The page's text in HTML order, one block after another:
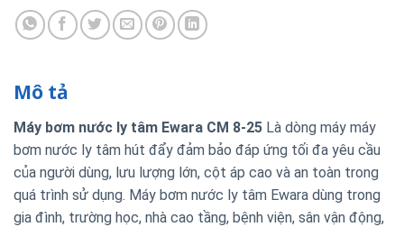
Mô tả
Máy bơm nước ly tâm Ewara CM 8-25 Là dòng máy máy
bơm nước ly tâm hút đẩy đảm bảo đáp ứng tối đa yêu cầu
của người dùng, lưu lượng lớn, cột áp cao và an toàn trong
quá trình sử dụng. Máy bơm nước ly tâm Ewara dùng trong
gia đình, trường học, nhà cao tầng, bệnh viện, sân vận động,